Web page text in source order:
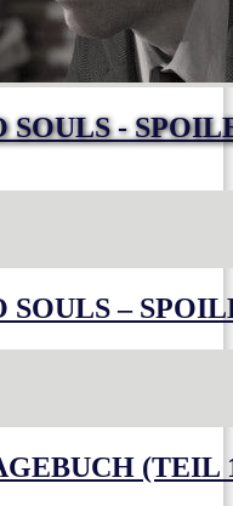
SOULS -
–
(TEIL